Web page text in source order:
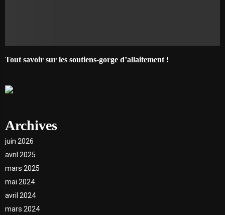
Tout savoir sur les soutiens-gorge d’allaitement !
Archives
juin 2026
avril 2025
mars 2025
mai 2024
avril 2024
mars 2024